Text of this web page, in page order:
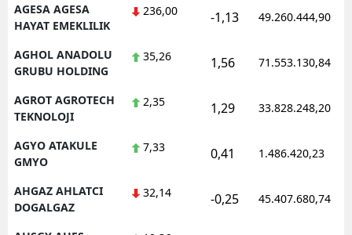
Kırşehir
AGESA AGESA
HAYAT EMEKLILIK
236,00 -1,13 49.260.444,90
AGHOL ANADOLU
GRUBU HOLDING
35,26 1,56 71.553.130,84
AGROT AGROTECH
TEKNOLOJI
2,35 1,29 33.828.248,20
AGYO ATAKULE
GMYO
7,33 0,41 1.486.420,23
AHGAZ AHLATCI
DOGALGAZ
32,14 -0,25 45.407.680,74